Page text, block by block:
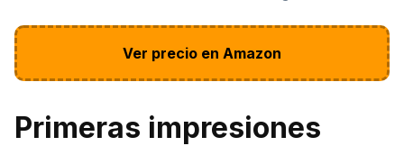
Ver precio en Amazon
Primeras impresiones